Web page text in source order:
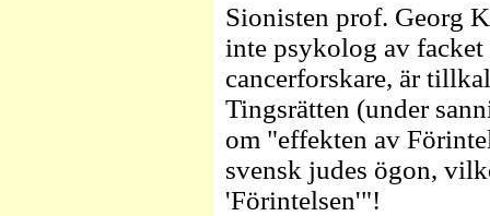
Sionisten prof. Georg
inte psykolog av
cancerforskare, är
Tingsrätten (under
om "effekten av
svensk judes ögon,
'Förintelsen'"!